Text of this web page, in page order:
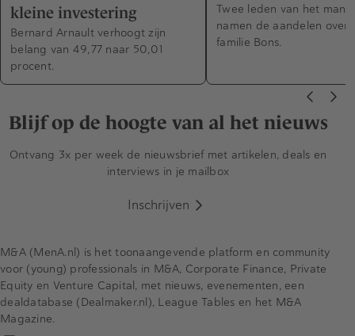
kleine investering
Bernard Arnault verhoogt zijn
belang van 49,77 naar 50,01
procent.
Twee leden van het
namen de aandelen over
familie Bons.
Blijf op de hoogte van al het nieuws
Ontvang 3x per week de nieuwsbrief met artikelen, deals en
interviews in je mailbox
Inschrijven
M&A (MenA.nl) is het toonaangevende platform en community
voor (young) professionals in M&A, Corporate Finance, Private
Equity en Venture Capital, met nieuws, evenementen, een
dealdatabase (Dealmaker.nl), League Tables en het M&A
Magazine.